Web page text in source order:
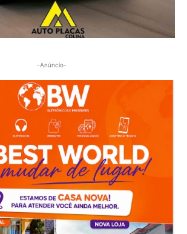
-Anúncio-